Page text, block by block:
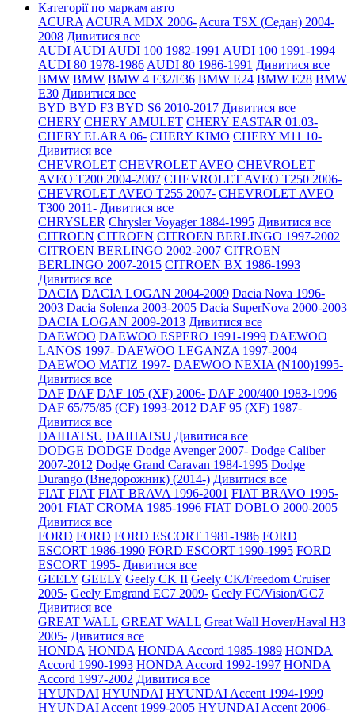
Категорії по маркам авто
ACURA ACURA MDX 2006- Acura TSX (Седан) 2004-
2008 Дивитися все
AUDI AUDI AUDI 100 1982-1991 AUDI 100 1991-1994
AUDI 80 1978-1986 AUDI 80 1986-1991 Дивитися все
BMW BMW BMW 4 F32/F36 BMW E24 BMW E28 BMW
E30 Дивитися все
BYD BYD F3 BYD S6 2010-2017 Дивитися все
CHERY CHERY AMULET CHERY EASTAR 01.03-
CHERY ELARA 06- CHERY KIMO CHERY M11 10-
Дивитися все
CHEVROLET CHEVROLET AVEO CHEVROLET
AVEO Т200 2004-2007 CHEVROLET AVEO Т250 2006-
CHEVROLET AVEO Т255 2007- CHEVROLET AVEO
Т300 2011- Дивитися все
CHRYSLER Chrysler Voyager 1884-1995 Дивитися все
CITROEN CITROEN CITROEN BERLINGO 1997-2002
CITROEN BERLINGO 2002-2007 CITROEN
BERLINGO 2007-2015 CITROEN BX 1986-1993
Дивитися все
DACIA DACIA LOGAN 2004-2009 Dacia Nova 1996-
2003 Dacia Solenza 2003-2005 Dacia SuperNova 2000-2003
DACIA LOGAN 2009-2013 Дивитися все
DAEWOO DAEWOO ESPERO 1991-1999 DAEWOO
LANOS 1997- DAEWOO LEGANZA 1997-2004
DAEWOO MATIZ 1997- DAEWOO NEXIA (N100)1995-
Дивитися все
DAF DAF DAF 105 (XF) 2006- DAF 200/400 1983-1996
DAF 65/75/85 (CF) 1993-2012 DAF 95 (XF) 1987-
Дивитися все
DAIHATSU DAIHATSU Дивитися все
DODGE DODGE Dodge Avenger 2007- Dodge Caliber
2007-2012 Dodge Grand Caravan 1984-1995 Dodge
Durango (Внедорожник) (2014-) Дивитися все
FIAT FIAT FIAT BRAVA 1996-2001 FIAT BRAVO 1995-
2001 FIAT CROMA 1985-1996 FIAT DOBLO 2000-2005
Дивитися все
FORD FORD FORD ESCORT 1981-1986 FORD
ESCORT 1986-1990 FORD ESCORT 1990-1995 FORD
ESCORT 1995- Дивитися все
GEELY GEELY Geely CK II Geely CK/Freedom Cruiser
2005- Geely Emgrand EC7 2009- Geely FC/Vision/GC7
Дивитися все
GREAT WALL GREAT WALL Great Wall Hover/Haval H3
2005- Дивитися все
HONDA HONDA HONDA Accord 1985-1989 HONDA
Accord 1990-1993 HONDA Accord 1992-1997 HONDA
Accord 1997-2002 Дивитися все
HYUNDAI HYUNDAI HYUNDAI Accent 1994-1999
HYUNDAI Accent 1999-2005 HYUNDAI Accent 2006-